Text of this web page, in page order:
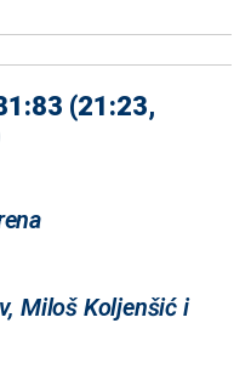
(21:23,
Miloš Koljenšić i